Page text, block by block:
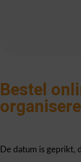
Bestel
De datum is geprikt,